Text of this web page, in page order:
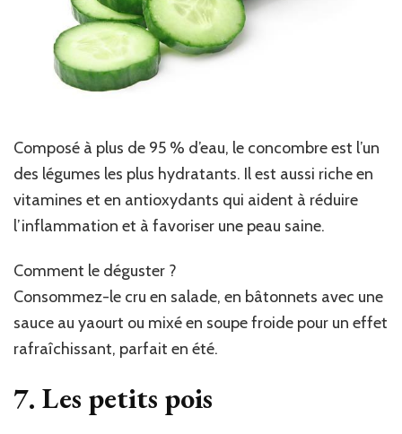
Composé à plus de 95 % d’eau, le concombre est l’un
des légumes les plus hydratants. Il est aussi riche en
vitamines et en antioxydants qui aident à réduire
l’inflammation et à favoriser une peau saine.
Comment le déguster ?
Consommez-le cru en salade, en bâtonnets avec une
sauce au yaourt ou mixé en soupe froide pour un effet
rafraîchissant, parfait en été.
7. Les petits pois